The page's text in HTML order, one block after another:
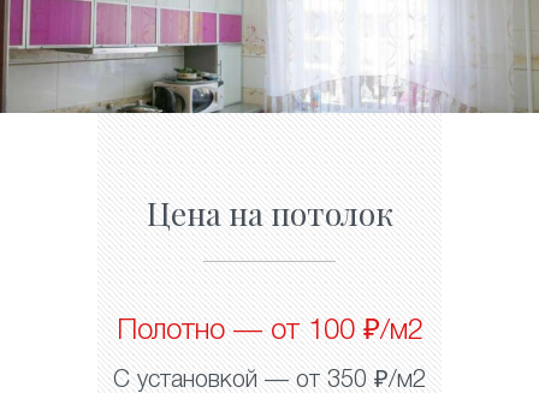
Цена на потолок
Полотно — от 100 ₽/м2
С установкой — от 350 ₽/м2